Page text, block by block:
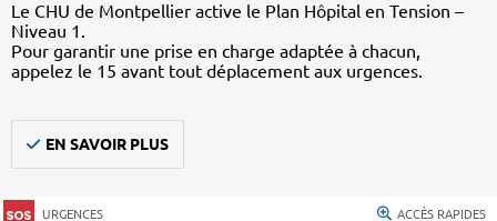
Le CHU de Montpellier active le Plan Hôpital en Tension –
Niveau 1.
Pour garantir une prise en charge adaptée à chacun,
appelez le 15 avant tout déplacement aux urgences.
EN SAVOIR PLUS
URGENCES ACCÈS RAPIDES